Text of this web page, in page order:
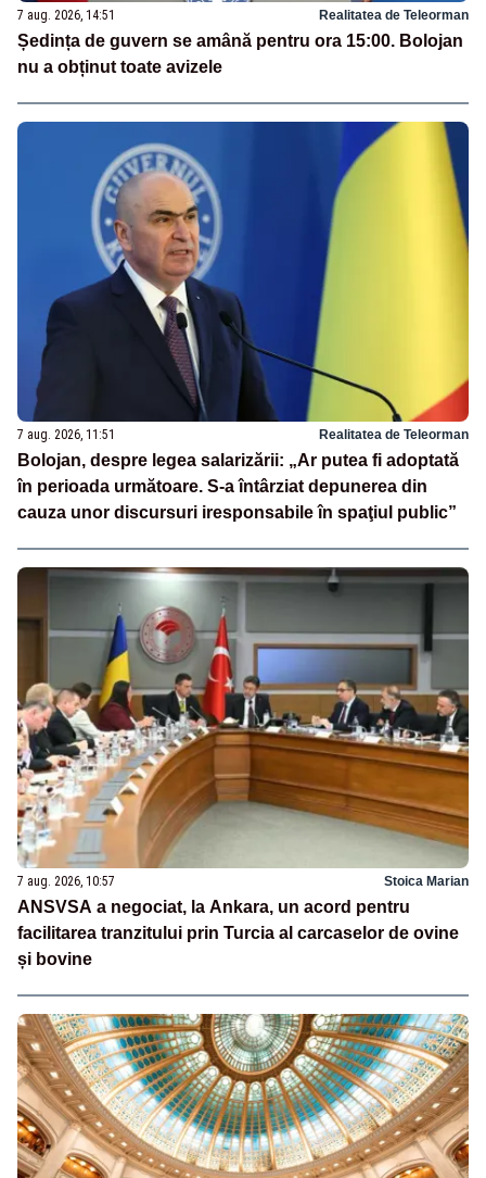
7 aug. 2026, 14:51 Realitatea de Teleorman
Ședința de guvern se amână pentru ora 15:00. Bolojan
nu a obținut toate avizele
7 aug. 2026, 11:51 Realitatea de Teleorman
Bolojan, despre legea salarizării: „Ar putea fi adoptată
în perioada următoare. S-a întârziat depunerea din
cauza unor discursuri iresponsabile în spaţiul public”
7 aug. 2026, 10:57 Stoica Marian
ANSVSA a negociat, la Ankara, un acord pentru
facilitarea tranzitului prin Turcia al carcaselor de ovine
și bovine